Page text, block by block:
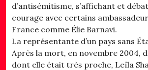
d’antisémitisme, s’affichant et
courage avec certains
France comme Élie Barnavi.
La représentante d’un pays sans
Après la mort, en novembre 2004,
dont elle était très proche, Leïla